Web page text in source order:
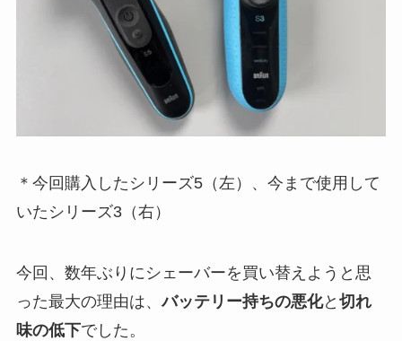
＊今回購入したシリーズ5（左）、今まで使用して
いたシリーズ3（右）
今回、数年ぶりにシェーバーを買い替えようと思
った最大の理由は、バッテリー持ちの悪化と 切れ
味の低下でした。